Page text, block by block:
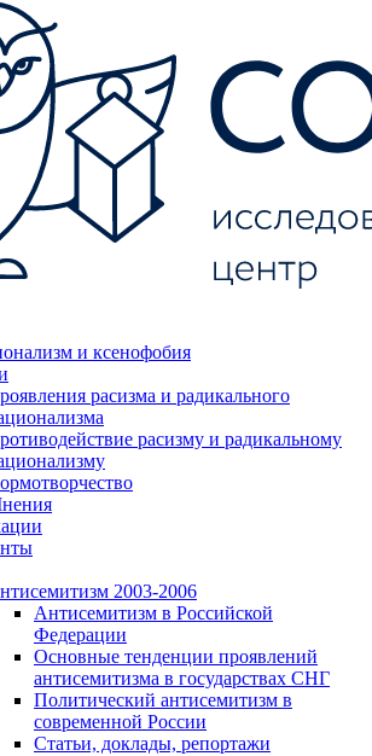
и ксенофобия
расизма и радикального
расизму и радикальному
2003-2006
Антисемитизм в Российской
Федерации
Основные тенденции проявлений
антисемитизма в государствах СНГ
Политический антисемитизм в
современной России
Статьи, доклады, репортажи